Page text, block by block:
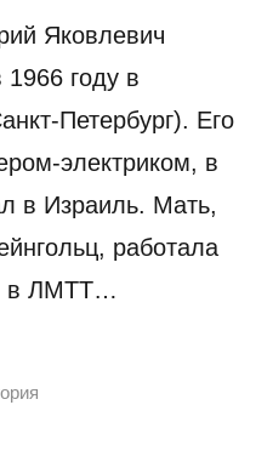
Яковлевич
году в
Петербург). Его
электриком, в
в Израиль. Мать,
работала
в ЛМТТ…